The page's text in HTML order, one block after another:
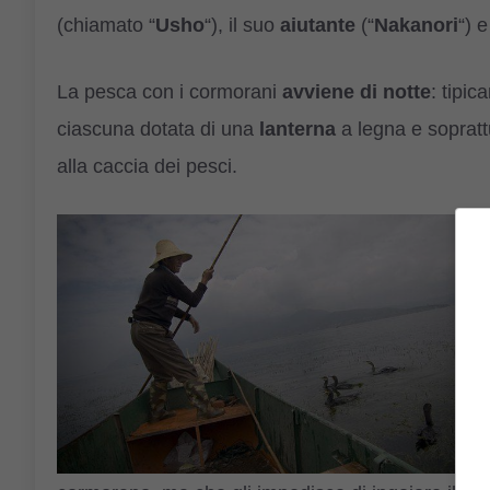
(chiamato “Usho“), il suo aiutante (“Nakanori“) e
La pesca con i cormorani avviene di notte:
ciascuna dotata di una lanterna a legna e
alla caccia dei pesci.